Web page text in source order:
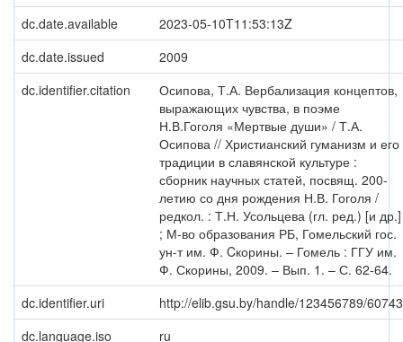
dc.date.available
2023-05-10T11:53:13Z
dc.date.issued
2009
dc.identifier.citation
Осипова, Т.А. Вербализация концептов,
выражающих чувства, в поэме
Н.В.Гоголя «Мертвые души» / Т.А.
Осипова // Христианский гуманизм и его
традиции в славянской культуре :
сборник научных статей, посвящ. 200-
летию со дня рождения Н.В. Гоголя /
редкол. : Т.Н. Усольцева (гл. ред.) [и др.]
; М-во образования РБ, Гомельский гос.
ун-т им. Ф. Cкорины. – Гомель : ГГУ им.
Ф. Скорины, 2009. – Вып. 1. – С. 62-64.
dc.identifier.uri
http://elib.gsu.by/handle/123456789/60743
dc.language.iso
ru